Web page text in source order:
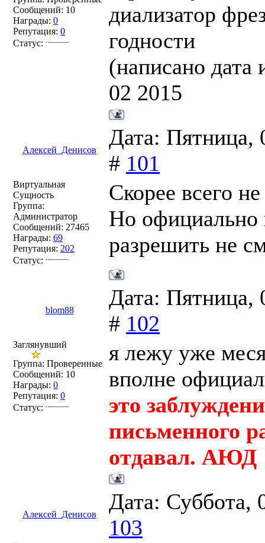
Сообщений: 10
Награды: 0
Репутация: 0
Статус:
диализатор
годности
(написано дата
02 2015
Алексей_Денисов
Дата: Пятница,
# 101
Виртуальная
Сущность
Группа:
Администратор
Сообщений: 27465
Награды: 69
Репутация: 202
Статус:
Скорее всего
Но официально
разрешить не
blom88
Дата: Пятница,
# 102
Заглянувший
Группа: Проверенные
Сообщений: 10
Награды: 0
Репутация: 0
Статус:
я лежу уже
вполне
это
письменного
отдавал. АЮД
Алексей_Денисов
Дата: Суббота,
103